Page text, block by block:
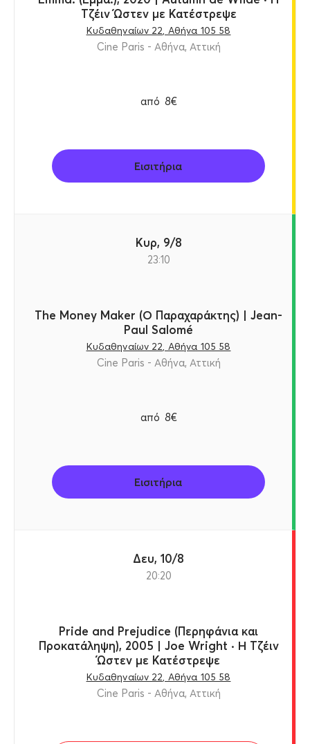
Τζέιν Ώστεν με Κατέστρεψε
Κυδαθηναίων 22, Αθήνα 105 58
Cine Paris - Αθήνα, Αττική
από 8€
Εισιτήρια
Κυρ, 9/8
23:10
The Money Maker (Ο Παραχαράκτης) | Jean-
Paul Salomé
Κυδαθηναίων 22, Αθήνα 105 58
Cine Paris - Αθήνα, Αττική
από 8€
Εισιτήρια
Δευ, 10/8
20:20
Pride and Prejudice (Περηφάνια και
Προκατάληψη), 2005 | Joe Wright · Η Τζέιν
Ώστεν με Κατέστρεψε
Κυδαθηναίων 22, Αθήνα 105 58
Cine Paris - Αθήνα, Αττική